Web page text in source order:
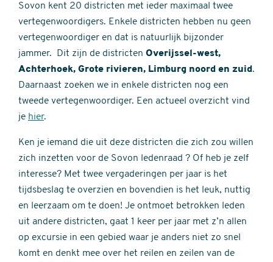
Sovon kent 20 districten met ieder maximaal twee
vertegenwoordigers. Enkele districten hebben nu geen
vertegenwoordiger en dat is natuurlijk bijzonder
jammer. Dit zijn de districten Overijssel-west,
Achterhoek, Grote rivieren, Limburg noord en zuid .
Daarnaast zoeken we in enkele districten nog een
tweede vertegenwoordiger. Een actueel overzicht vind
je hier.
Ken je iemand die uit deze districten die zich zou willen
zich inzetten voor de Sovon ledenraad ? Of heb je zelf
interesse? Met twee vergaderingen per jaar is het
tijdsbeslag te overzien en bovendien is het leuk, nuttig
en leerzaam om te doen! Je ontmoet betrokken leden
uit andere districten, gaat 1 keer per jaar met z’n allen
op excursie in een gebied waar je anders niet zo snel
komt en denkt mee over het reilen en zeilen van de